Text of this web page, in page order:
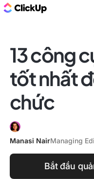
13 công
tốt nhất
chức
Manasi NairManaging
Bắt đầu